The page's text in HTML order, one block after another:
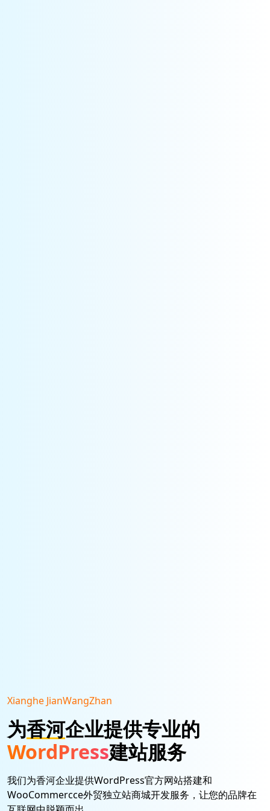
Xianghe JianWangZhan
为香河企业提供专业的
WordPress建站服务
我们为香河企业提供WordPress官方网站搭建和
WooCommercce外贸独立站商城开发服务，让您的品牌在